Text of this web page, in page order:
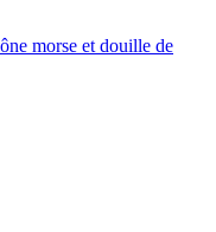
morse et douille de